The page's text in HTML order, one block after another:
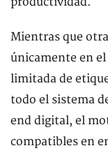
Mientras que
únicamente en
limitada de
todo el sistema
end digital, el
compatibles en